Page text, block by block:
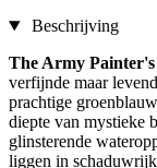
Beschrijving
The Army
verfijnde maar
prachtige
diepte van mystieke
glinsterende
liggen in